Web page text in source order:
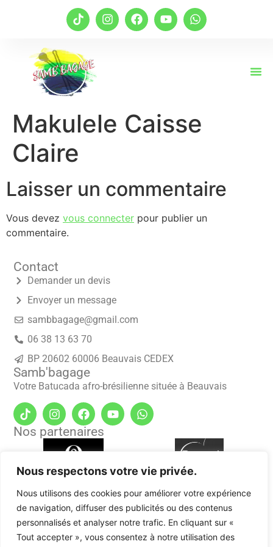
Nous respectons votre vie privée.
Nous utilisons des cookies pour améliorer votre expérience
de navigation, diffuser des publicités ou des contenus
personnalisés et analyser notre trafic. En cliquant sur «
Tout accepter », vous consentez à notre utilisation des
Makulele Caisse
Claire
Laisser un commentaire
Vous devez vous connecter pour publier un
commentaire.
Samb'bagage
Votre Batucada afro-brésilienne située à Beauvais
Contact
Demander un devis
Envoyer un message
sambbagage@gmail.com
06 38 13 63 70
BP 20602 60006 Beauvais CEDEX
Nos partenaires